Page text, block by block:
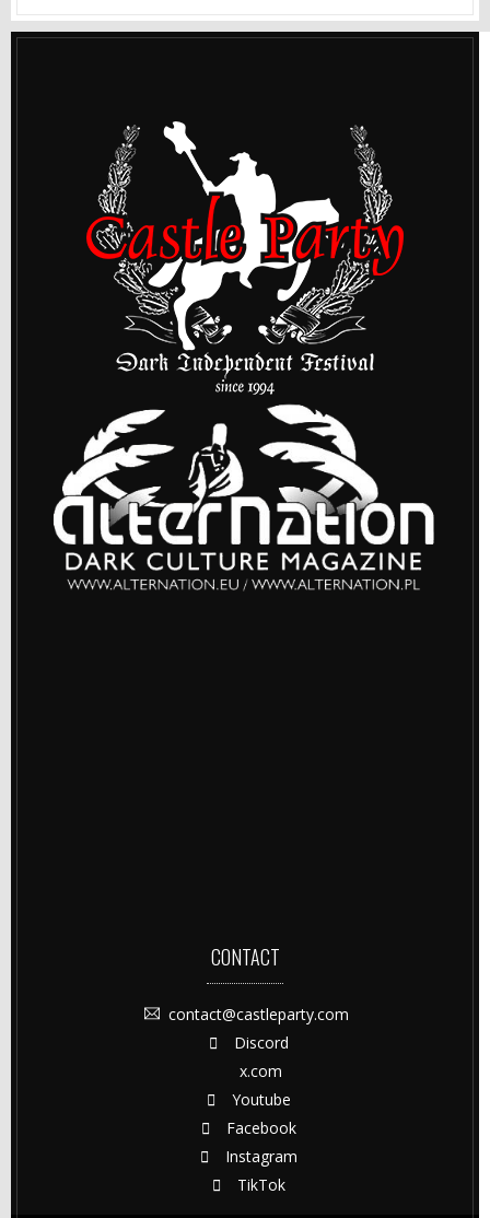
CONTACT
contact@castleparty.com
Discord
x.com
Youtube
Facebook
Instagram
TikTok